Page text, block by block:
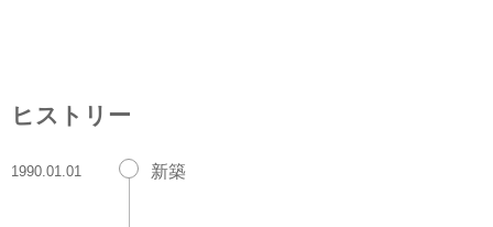
ヒストリー
1990.01.01 新築